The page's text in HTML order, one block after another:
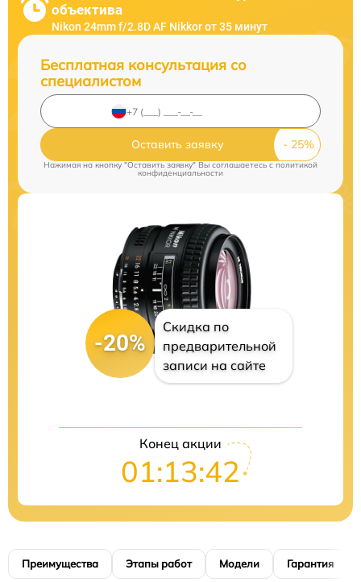
объектива
Nikon 24mm f/2.8D AF Nikkor от 35 минут
Бесплатная консультация со
специалистом
Оставить заявку
Нажимая на кнопку "Оставить заявку" Вы соглашаетесь cполитикой
конфиденциальности
-20%
Скидка по
предварительной
записи на сайте
Конец акции
01:13:41
Преимущества Этапы работ Модели Гарантия